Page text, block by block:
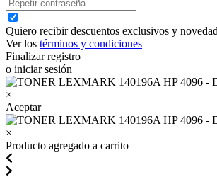
Quiero recibir descuentos exclusivos y
Ver los términos y condiciones
Finalizar registro
o iniciar sesión
×
Aceptar
×
Producto agregado a carrito